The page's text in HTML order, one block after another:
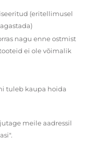
(eritellimusel
nagu enne ostmist
ei ole võimalik
tuleb kaupa hoida
meile aadressil